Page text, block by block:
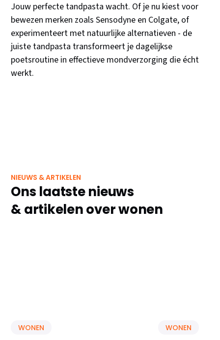
Jouw perfecte tandpasta wacht. Of je nu kiest voor
bewezen merken zoals Sensodyne en Colgate, of
experimenteert met natuurlijke alternatieven - de
juiste tandpasta transformeert je dagelijkse
poetsroutine in effectieve mondverzorging die écht
werkt.
NIEUWS & ARTIKELEN
Ons laatste nieuws
& artikelen over wonen
WONEN WONEN